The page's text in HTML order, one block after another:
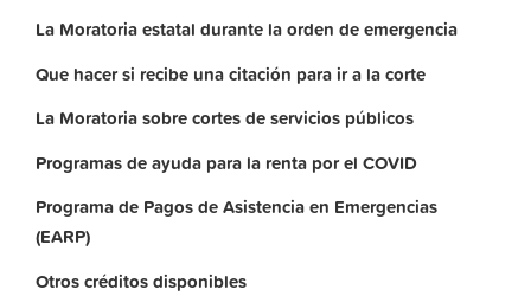
La Moratoriaestatal durante laorden deemergencia
Que hacer si recibe una citación para ir a la corte
La Moratoriasobrecortesdeservicios públicos
Programas de ayuda para la renta por el COVID
Programa de Pagos de Asistencia en Emergencias
(EARP)
Otroscréditosdisponibles